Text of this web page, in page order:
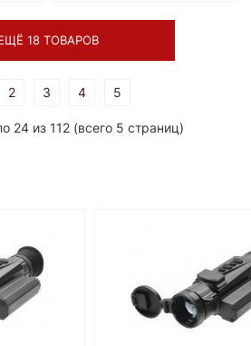
18 ТОВАРОВ
2 3 4 5
24 из 112 (всего 5 страниц)